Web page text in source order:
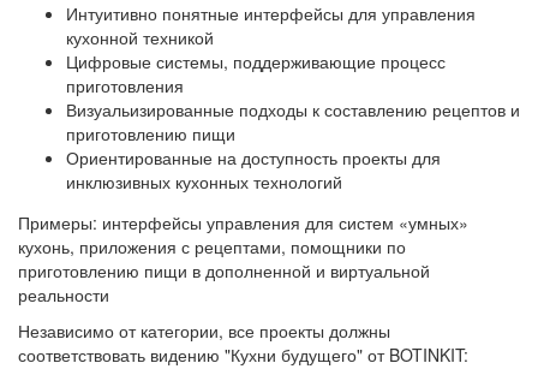
Интуитивно понятные интерфейсы для управления
кухонной техникой
Цифровые системы, поддерживающие процесс
приготовления
Визуальизированные подходы к составлению рецептов и
приготовлению пищи
Ориентированные на доступность проекты для
инклюзивных кухонных технологий
Примеры: интерфейсы управления для систем «умных»
кухонь, приложения с рецептами, помощники по
приготовлению пищи в дополненной и виртуальной
реальности
Независимо от категории, все проекты должны
соответствовать видению "Кухни будущего" от BOTINKIT: